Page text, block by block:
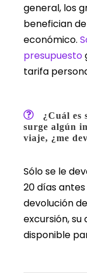
general, los
benefician
económico.
presupuesto
tarifa
¿Cuál es
surge algún
viaje, ¿me
Sólo se le
20 días
devolución
excursión,
disponible